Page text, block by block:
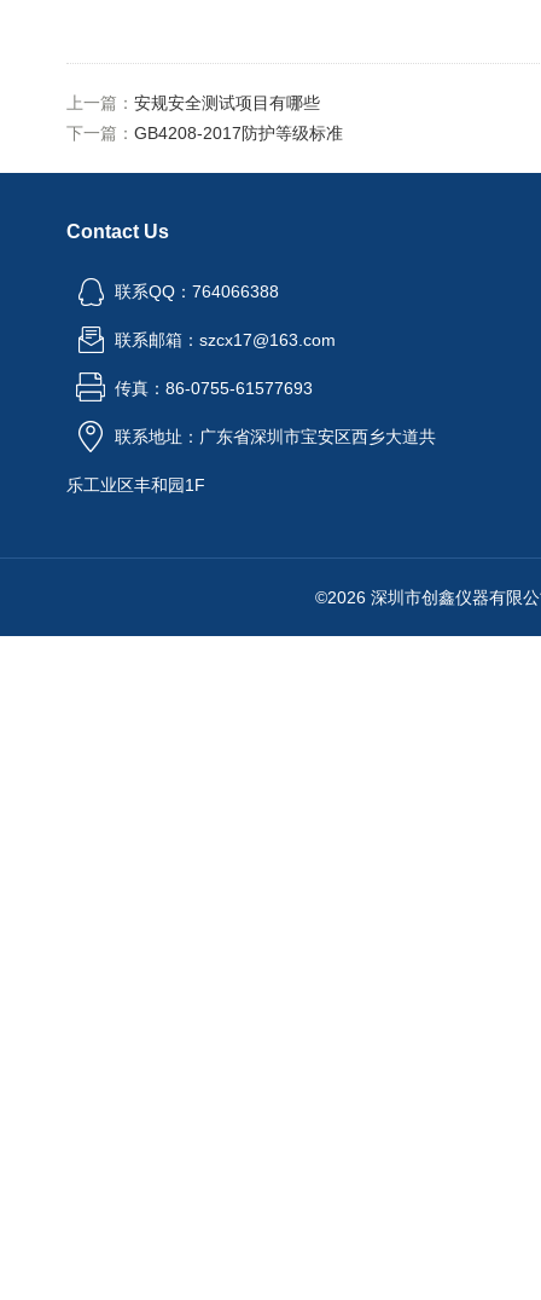
上一篇： 安规安全测试项目有哪些
下一篇： GB4208-2017防护等级标准
Contact Us
联系QQ：764066388
联系邮箱：szcx17@163.com
传真：86-0755-61577693
联系地址：广东省深圳市宝安区西乡大道共
乐工业区丰和园1F
©2026 深圳市创鑫仪器有限